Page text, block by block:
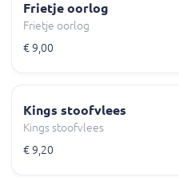
Frietje oorlog
Frietje oorlog
€ 9,00
Kings stoofvlees
Kings stoofvlees
€ 9,20